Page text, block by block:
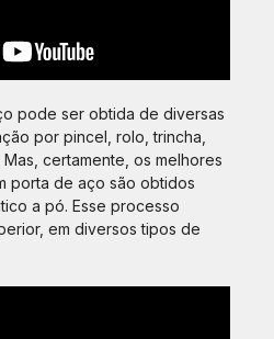
pode ser obtida de diversas
por pincel, rolo, trincha,
certamente, os melhores
porta de aço são obtidos
a pó. Esse processo
em diversos tipos de